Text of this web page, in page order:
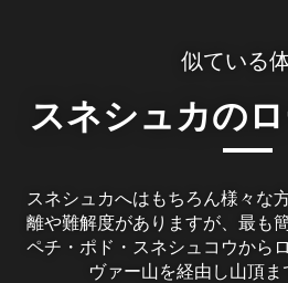
似ている
スネシュカの
スネシュカへはもちろん様々な
離や難解度がありますが、最も
ペチ・ポド・スネシュコウから
ヴァー山を経由し山頂ま